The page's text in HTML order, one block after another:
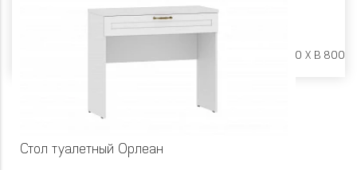
Ш 850 X Г 420 X В 800
Стол туалетный Орлеан